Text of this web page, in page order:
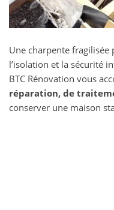
Une charpente
l’isolation et la sécurité
BTC Rénovation vous
réparation, de
conserver une maison